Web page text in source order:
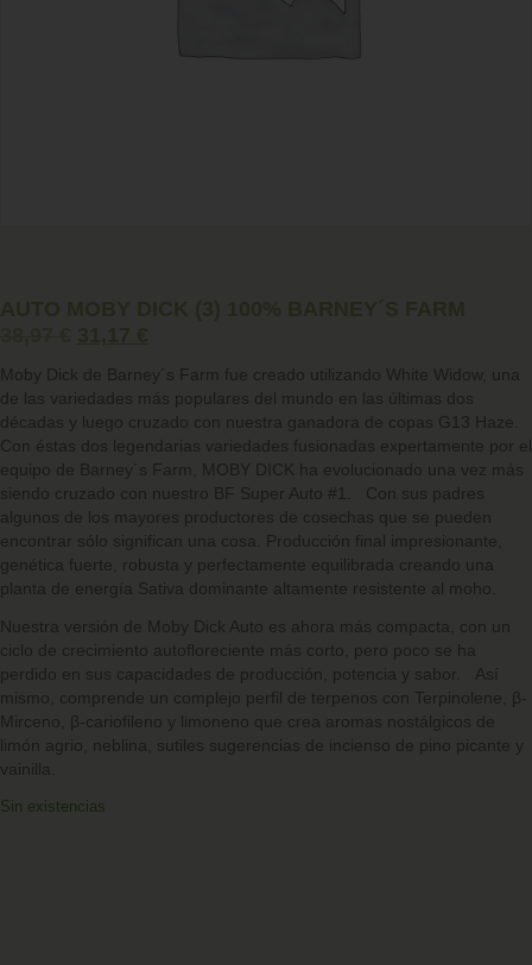
AUTO MOBY DICK (3) 100% BARNEY´S FARM
31,17 €
Moby Dick de Barney´s Farm fue creado utilizando White Widow, una
de las variedades más populares del mundo en las últimas dos
décadas y luego cruzado con nuestra ganadora de copas G13 Haze.
Con éstas dos legendarias variedades fusionadas expertamente por el
equipo de Barney´s Farm, MOBY DICK ha evolucionado una vez más
siendo cruzado con nuestro BF Super Auto #1. Con sus padres
algunos de los mayores productores de cosechas que se pueden
encontrar sólo significan una cosa. Producción final impresionante,
genética fuerte, robusta y perfectamente equilibrada creando una
planta de energía Sativa dominante altamente resistente al moho.
Nuestra versión de Moby Dick Auto es ahora más compacta, con un
ciclo de crecimiento autofloreciente más corto, pero poco se ha
perdido en sus capacidades de producción, potencia y sabor. Así
mismo, comprende un complejo perfil de terpenos con Terpinolene, β-
Mirceno, β-cariofileno y limoneno que crea aromas nostálgicos de
limón agrio, neblina, sutiles sugerencias de incienso de pino picante y
vainilla.
Sin existencias